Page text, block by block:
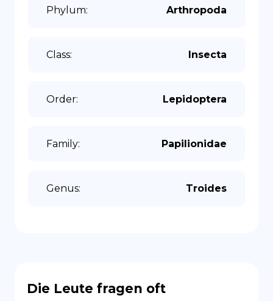
Phylum: Arthropoda
Class: Insecta
Order: Lepidoptera
Family: Papilionidae
Genus: Troides
Die Leute fragen oft